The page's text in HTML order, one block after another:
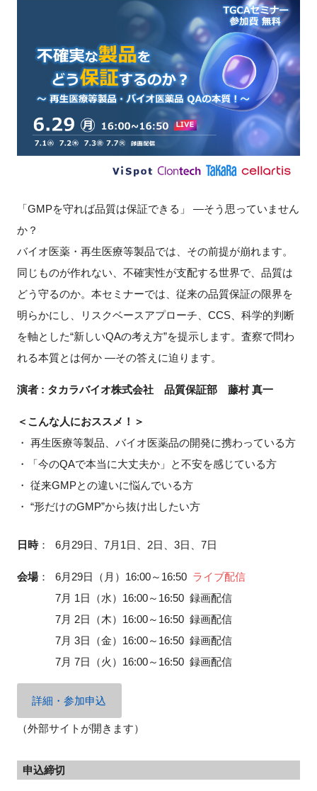
プログラム
インタビュー・コラム
ニュース・掲示板
LINK-Jを知る
施設・アクセス
FAQ
イベントお知らせメール登録
閉じる
「GMPを守れば品質は保証できる」 ―そう思っていません
か？
バイオ医薬・再生医療等製品では、その前提が崩れます。
同じものが作れない、不確実性が支配する世界で、品質は
どう守るのか。本セミナーでは、従来の品質保証の限界を
明らかにし、リスクベースアプローチ、CCS、科学的判断
を軸とした“新しいQAの考え方”を提示します。査察で問わ
れる本質とは何か ―その答えに迫ります。
演者 : タカラバイオ株式会社 品質保証部 藤村 真一
＜こんな人におススメ！＞
・ 再生医療等製品、バイオ医薬品の開発に携わっている方
・「今のQAで本当に大丈夫か」と不安を感じている方
・ 従来GMPとの違いに悩んでいる方
・ “形だけのGMP”から抜け出したい方
日時： 6月29日、7月1日、2日、3日、7日
会場： 6月29日（月）16:00～16:50 ライブ配信
7月 1日（水）16:00～16:50 録画配信
7月 2日（木）16:00～16:50 録画配信
7月 3日（金）16:00～16:50 録画配信
7月 7日（火）16:00～16:50 録画配信
詳細・参加申込
（外部サイトが開きます）
申込締切